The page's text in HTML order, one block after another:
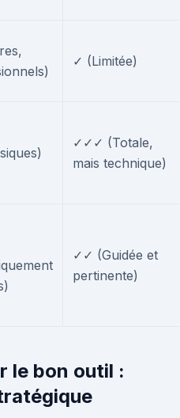
✓ (Limitée)
✓✓✓ (Totale,
mais technique)
✓✓ (Guidée et
pertinente)
le bon outil :